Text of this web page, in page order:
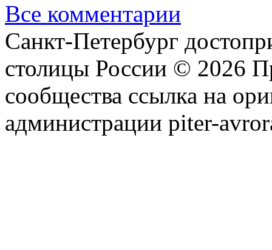
Все комментарии
Санкт-Петербург
столицы России © 2026
сообщества ссылка на
администрации piter-